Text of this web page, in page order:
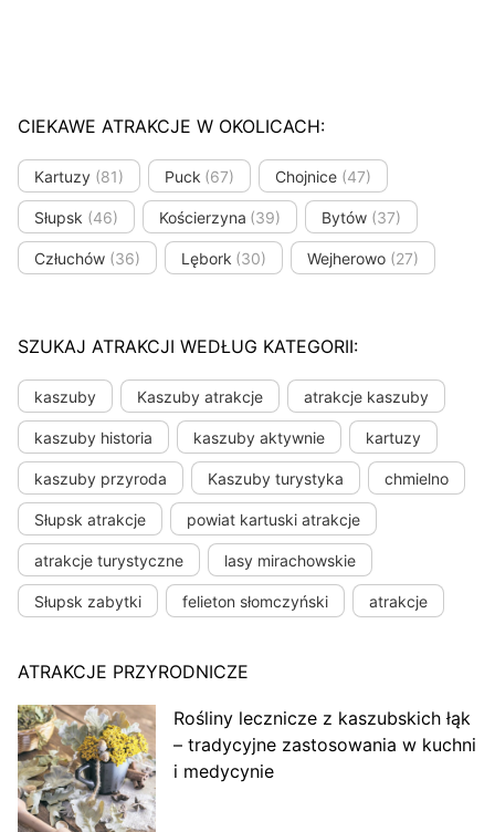
CIEKAWE ATRAKCJE W OKOLICACH:
Kartuzy (81) Puck (67) Chojnice (47)
Słupsk (46) Kościerzyna (39) Bytów (37)
Człuchów (36) Lębork (30) Wejherowo (27)
SZUKAJ ATRAKCJI WEDŁUG KATEGORII:
kaszuby Kaszuby atrakcje atrakcje kaszuby
kaszuby historia kaszuby aktywnie kartuzy
kaszuby przyroda Kaszuby turystyka chmielno
Słupsk atrakcje powiat kartuski atrakcje
atrakcje turystyczne lasy mirachowskie
Słupsk zabytki felieton słomczyński atrakcje
ATRAKCJE PRZYRODNICZE
Rośliny lecznicze z kaszubskich łąk
– tradycyjne zastosowania w kuchni
i medycynie